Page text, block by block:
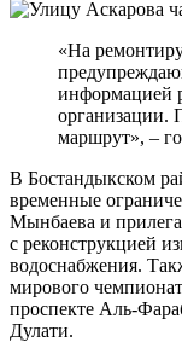
«На
информацией
организации.
маршрут», –
В Бостандыкском
временные
Мынбаева и
с реконструкцией
водоснабжения.
мирового
проспекте Аль-
Дулати.